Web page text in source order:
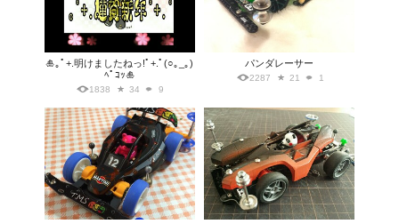
🎍｡ﾟ+.明けましたねっ!ﾟ+.ﾟ(○｡_｡)
ﾍﾟｺｯ🎍
1838 34 9
パンダレーサー
2287 21 1